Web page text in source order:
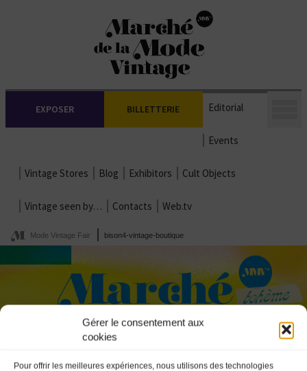
Gérer le consentement aux
cookies
Pour offrir les meilleures expériences, nous utilisons des technologies
EXPOSER BILLETTERIE Editorial
Events
Vintage Stores Blog Exhibitors Cult Objects
Vintage seen by… Contacts Web.tv
Mode Vintage Fair bison4-vintage-boutique